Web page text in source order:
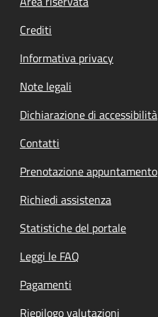
Crediti
Informativa privacy
Note legali
Dichiarazione di accessibilità
Contatti
Prenotazione appuntamento
Richiedi assistenza
Statistiche del portale
Leggi le FAQ
Pagamenti
Riepilogo valutazioni